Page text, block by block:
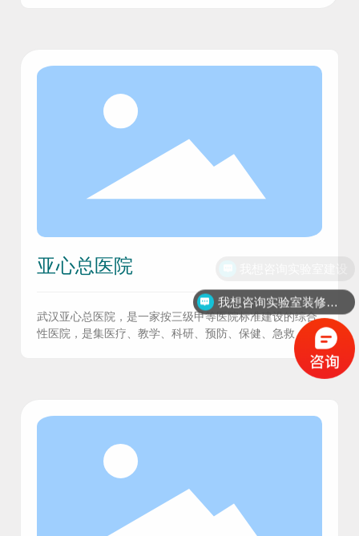
亚心总医院
武汉亚心总医院，是一家按三级甲等医院标准建设的综合
性医院，是集医疗、教学、科研、预防、保健、急救（包